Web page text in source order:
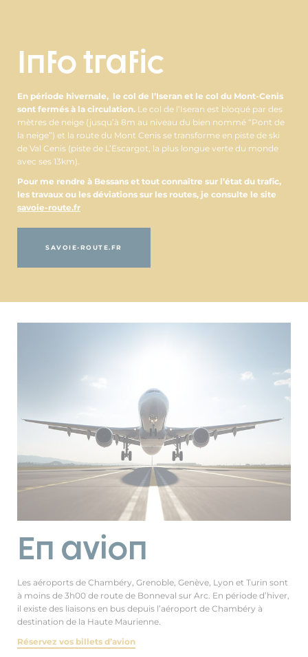
Info trafic
En période hivernale, le col de l’Iseran et le col du Mont-Cenis
sont fermés à la circulation. Le col de l’Iseran est bloqué par des
mètres de neige (jusqu’à 8m au niveau du bien nommé “Pont de
la neige”) et la route du Mont Cenis se transforme en piste de ski
de Val Cenis (piste de L’Escargot, la plus longue verte du monde
avec ses 13km).
Pour me rendre à Bessans et tout connaître sur l’état du trafic,
les travaux ou les déviations sur les routes, je consulte le site
savoie-route.fr
SAVOIE-ROUTE.FR
En avion
Les aéroports de Chambéry, Grenoble, Genève, Lyon et Turin sont
à moins de 3h00 de route de Bonneval sur Arc. En période d’hiver,
il existe des liaisons en bus depuis l’aéroport de Chambéry à
destination de la Haute Maurienne.
Réservez vos billets d’avion